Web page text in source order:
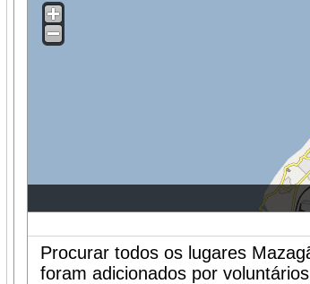
Procurar todos os lugares
foram adicionados por